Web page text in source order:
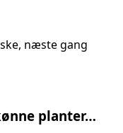
næste gang
planter…